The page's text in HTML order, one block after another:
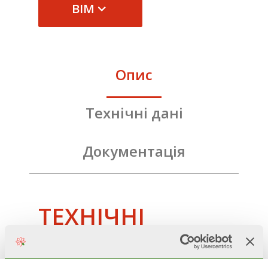
BIM
Опис
Технічні дані
Документація
ТЕХНІЧНІ
ХАРАКТЕРИСТИКИ